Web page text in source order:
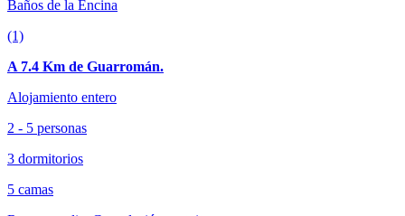
Baños de la Encina
(1)
A 7.4 Km de Guarromán.
Alojamiento entero
2 - 5 personas
3 dormitorios
5 camas